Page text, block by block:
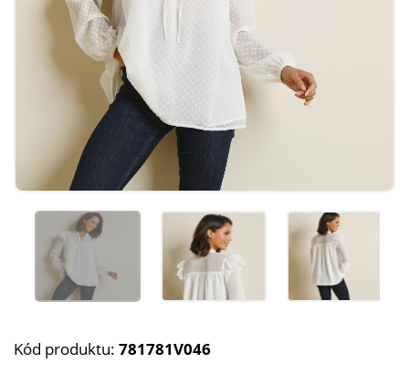
Kód produktu: 781781V046